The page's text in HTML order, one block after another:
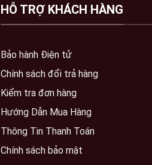
HỖ TRỢ KHÁCH HÀNG
Bảo hành Điện tử
Chính sách đổi trả hàng
Kiểm tra đơn hàng
Hướng Dẫn Mua Hàng
Thông Tin Thanh Toán
Chính sách bảo mật